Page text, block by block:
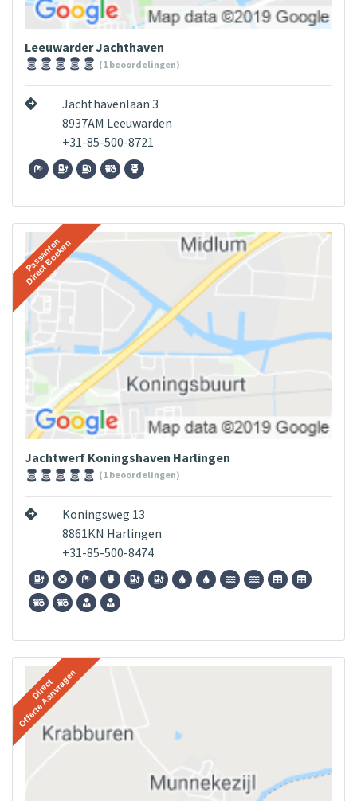
Leeuwarder Jachthaven
(1 beoordelingen)
Jachthavenlaan 3
8937AM Leeuwarden
+31-85-500-8721
Jachtwerf Koningshaven Harlingen
(1 beoordelingen)
Koningsweg 13
8861KN Harlingen
+31-85-500-8474